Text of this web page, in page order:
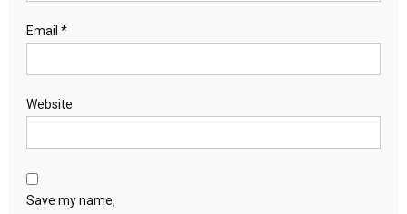
Email *
Website
Save my name,